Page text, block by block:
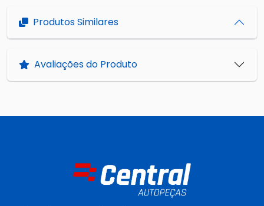
Produtos Similares
Avaliações do Produto